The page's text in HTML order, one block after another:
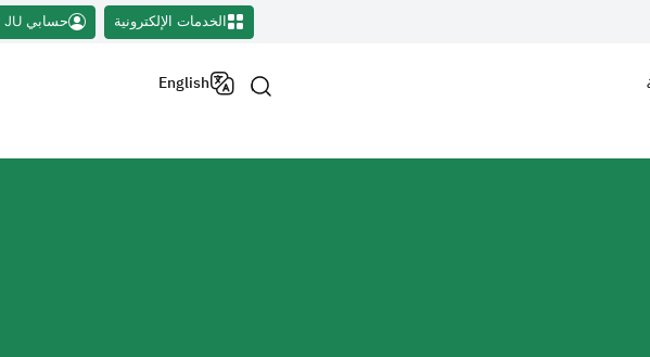
الخدمات الإلكترونية حسابي JU
English